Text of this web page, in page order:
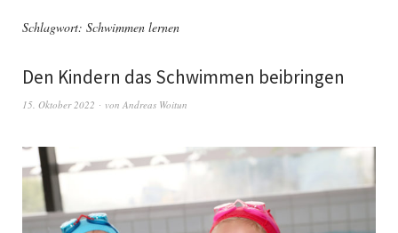
Schlagwort: Schwimmen lernen
Den Kindern das Schwimmen beibringen
15. Oktober 2022 von Andreas Woitun